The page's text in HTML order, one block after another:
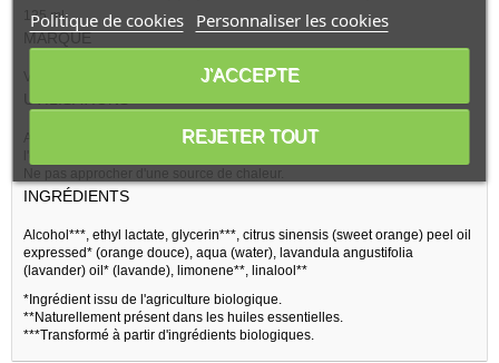
125 ml
MARQUE
Voir tous les produits de la marque :Benecos
UTILISATIONS
Appliquer du dissolvant sur un coton puis déposer le coton imbibé sur
Ne pas approcher d'une source de chaleur.
INGRÉDIENTS
Alcohol***, ethyl lactate, glycerin***, citrus sinensis (sweet orange) peel oil
expressed* (orange douce), aqua (water), lavandula angustifolia
(lavander) oil* (lavande), limonene**, linalool**
*Ingrédient issu de l'agriculture biologique.
**Naturellement présent dans les huiles essentielles.
***Transformé à partir d'ingrédients biologiques.
Politique de cookies Personnaliser les cookies
REJETER TOUT
J'ACCEPTE